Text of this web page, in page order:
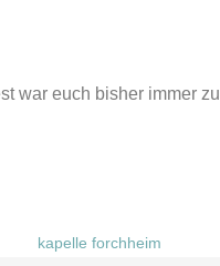
war euch bisher immer zu